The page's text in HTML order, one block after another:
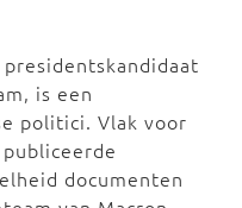
is een
politici. Vlak voor
documenten